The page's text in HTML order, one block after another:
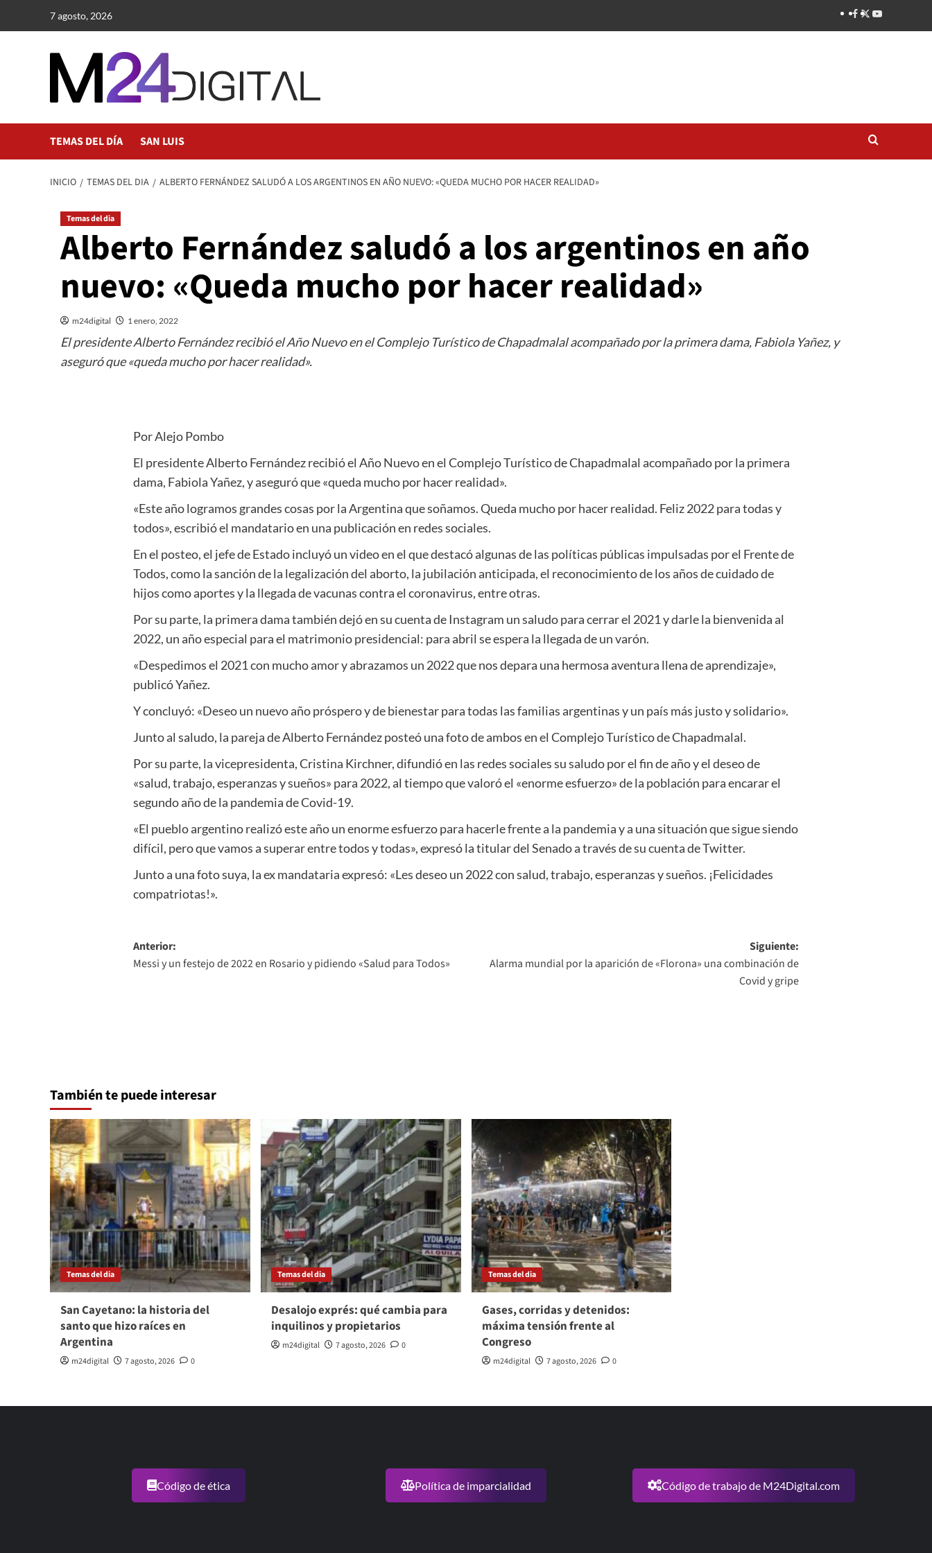
7 agosto, 2026
TEMAS DEL DÍA SAN LUIS
INICIO TEMAS DEL DIA ALBERTO FERNÁNDEZ SALUDÓ A LOS ARGENTINOS EN AÑO NUEVO: «QUEDA MUCHO POR HACER REALIDAD»
Temas del dia
Alberto Fernández saludó a los argentinos en año
nuevo: «Queda mucho por hacer realidad»
m24digital 1 enero, 2022
El presidente Alberto Fernández recibió el Año Nuevo en el Complejo Turístico de Chapadmalal acompañado por la primera dama, Fabiola Yañez, y
aseguró que «queda mucho por hacer realidad».
Por Alejo Pombo
El presidente Alberto Fernández recibió el Año Nuevo en el Complejo Turístico de Chapadmalal acompañado por la primera
dama, Fabiola Yañez, y aseguró que «queda mucho por hacer realidad».
«Este año logramos grandes cosas por la Argentina que soñamos. Queda mucho por hacer realidad. Feliz 2022 para todas y
todos», escribió el mandatario en una publicación en redes sociales.
En el posteo, el jefe de Estado incluyó un video en el que destacó algunas de las políticas públicas impulsadas por el Frente de
Todos, como la sanción de la legalización del aborto, la jubilación anticipada, el reconocimiento de los años de cuidado de
hijos como aportes y la llegada de vacunas contra el coronavirus, entre otras.
Por su parte, la primera dama también dejó en su cuenta de Instagram un saludo para cerrar el 2021 y darle la bienvenida al
2022, un año especial para el matrimonio presidencial: para abril se espera la llegada de un varón.
«Despedimos el 2021 con mucho amor y abrazamos un 2022 que nos depara una hermosa aventura llena de aprendizaje»,
publicó Yañez.
Y concluyó: «Deseo un nuevo año próspero y de bienestar para todas las familias argentinas y un país más justo y solidario».
Junto al saludo, la pareja de Alberto Fernández posteó una foto de ambos en el Complejo Turístico de Chapadmalal.
Por su parte, la vicepresidenta, Cristina Kirchner, difundió en las redes sociales su saludo por el fin de año y el deseo de
«salud, trabajo, esperanzas y sueños» para 2022, al tiempo que valoró el «enorme esfuerzo» de la población para encarar el
segundo año de la pandemia de Covid-19.
«El pueblo argentino realizó este año un enorme esfuerzo para hacerle frente a la pandemia y a una situación que sigue siendo
difícil, pero que vamos a superar entre todos y todas», expresó la titular del Senado a través de su cuenta de Twitter.
Junto a una foto suya, la ex mandataria expresó: «Les deseo un 2022 con salud, trabajo, esperanzas y sueños. ¡Felicidades
compatriotas!».
Navegación
de
Anterior:
Messi y un festejo de 2022 en Rosario y pidiendo «Salud para Todos»
Siguiente:
Alarma mundial por la aparición de «Florona» una combinación de
Covid y gripe
También te puede interesar
Temas del dia
San Cayetano: la historia del
santo que hizo raíces en
Argentina
m24digital 7 agosto, 2026 0
Temas del dia
Desalojo exprés: qué cambia para
inquilinos y propietarios
m24digital 7 agosto, 2026 0
Temas del dia
Gases, corridas y detenidos:
máxima tensión frente al
Congreso
m24digital 7 agosto, 2026 0
Código de ética Política de imparcialidad Código de trabajo de M24Digital.com